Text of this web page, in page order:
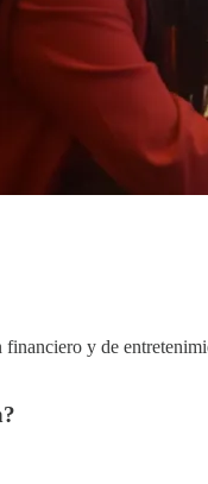
y de